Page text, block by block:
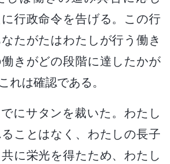
行政命令を告げる。この行
たがたはわたしが行う働き
きがどの段階に達したかが
れは確認である。
にサタンを裁いた。わたし
ことはなく、わたしの長子
に栄光を得たため、わたし